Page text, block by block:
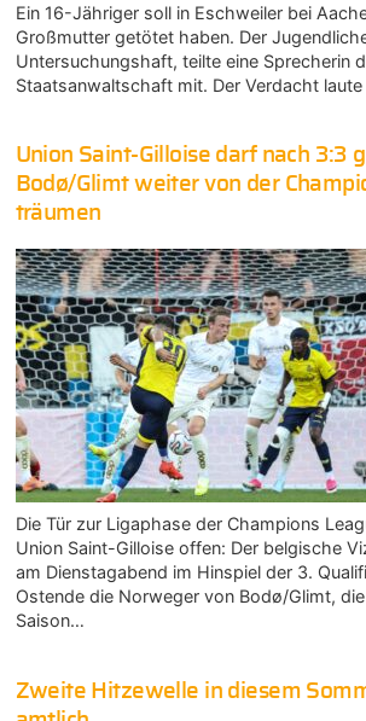
Ein 16-Jähriger soll in Eschweiler bei
Großmutter getötet haben. Der
Untersuchungshaft, teilte eine Sprecherin
Staatsanwaltschaft mit. Der Verdacht
Union Saint-Gilloise darf nach 3:3
Bodø/Glimt weiter von der
träumen
Die Tür zur Ligaphase der Champions
Union Saint-Gilloise offen: Der belgische
am Dienstagabend im Hinspiel der 3.
Ostende die Norweger von Bodø/Glimt,
Saison…
Zweite Hitzewelle in diesem